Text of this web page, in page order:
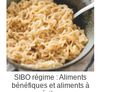
SIBO régime : Aliments
bénéfiques et aliments à